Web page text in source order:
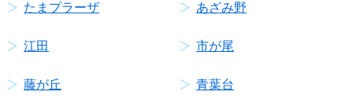
たまプラーザ あざみ野
江田 市が尾
藤が丘 青葉台